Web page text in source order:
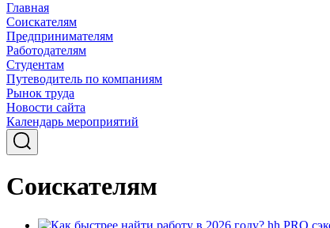
Главная
Соискателям
Предпринимателям
Работодателям
Студентам
Путеводитель по компаниям
Рынок труда
Новости сайта
Календарь мероприятий
Соискателям